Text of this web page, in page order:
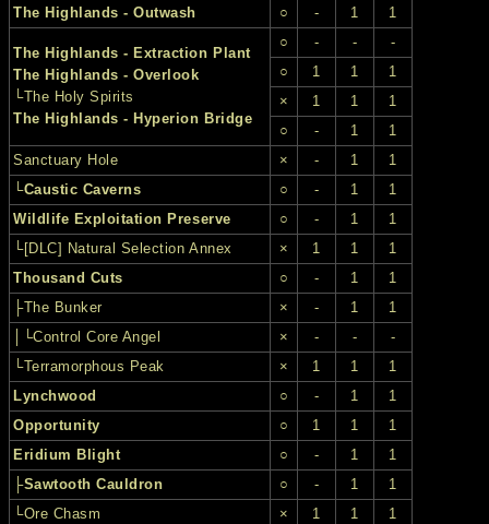
The Highlands - Outwash
○ - 1 1
The Highlands - Extraction Plant
The Highlands - Overlook
└The Holy Spirits
The Highlands - Hyperion Bridge
○ - -
-
○
1 1
1
×
1 1
1
○
- 1
1
Sanctuary Hole
× - 1
1
└Caustic Caverns ○ - 1
1
Wildlife Exploitation Preserve
○ - 1
1
└[DLC] Natural Selection Annex
× 1 1
1
Thousand Cuts
○ - 1
1
├The Bunker
× - 1
1
│└Control Core Angel
× - -
-
└Terramorphous Peak
× 1 1
1
Lynchwood
○ - 1
1
Opportunity
○ 1 1
1
Eridium Blight
○ - 1
1
├Sawtooth Cauldron ○ - 1
1
└Ore Chasm
× 1 1
1